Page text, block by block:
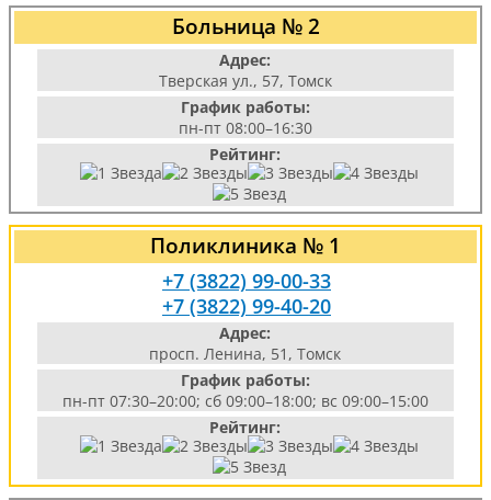
Больница № 2
Адрес:
Тверская ул., 57, Томск
График работы:
пн-пт 08:00–16:30
Рейтинг:
Поликлиника № 1
+7 (3822) 99-00-33
+7 (3822) 99-40-20
Адрес:
просп. Ленина, 51, Томск
График работы:
пн-пт 07:30–20:00; сб 09:00–18:00; вс 09:00–15:00
Рейтинг: